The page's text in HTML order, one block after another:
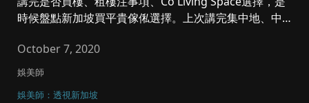
時候盤點新加坡買平貴傢俬選擇。上次講完集中地、中高
October 7, 2020
娛美師
娛美師：透視新加坡